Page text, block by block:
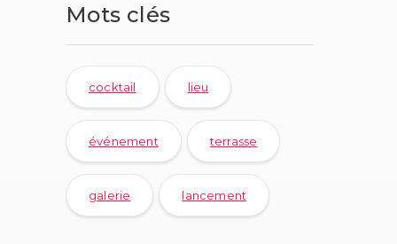
Mots clés
cocktail lieu
événement terrasse
galerie lancement